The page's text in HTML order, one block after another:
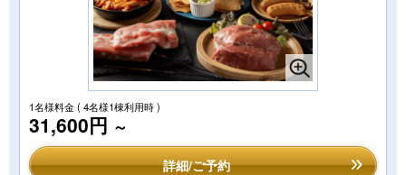
1名様料金( 4名様1棟利用時 )
31,600円 ～
詳細/ご予約